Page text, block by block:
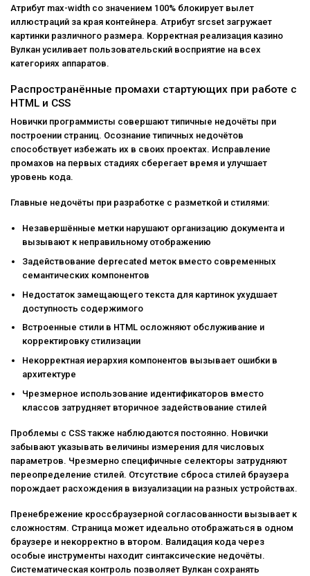
Атрибут max-width со значением 100% блокирует вылет
иллюстраций за края контейнера. Атрибут srcset загружает
картинки различного размера. Корректная реализация казино
Вулкан усиливает пользовательский восприятие на всех
категориях аппаратов.
Распространённые промахи стартующих при работе с
HTML и CSS
Новички программисты совершают типичные недочёты при
построении страниц. Осознание типичных недочётов
способствует избежать их в своих проектах. Исправление
промахов на первых стадиях сберегает время и улучшает
уровень кода.
Главные недочёты при разработке с разметкой и стилями:
Незавершённые метки нарушают организацию документа и
вызывают к неправильному отображению
Задействование deprecated меток вместо современных
семантических компонентов
Недостаток замещающего текста для картинок ухудшает
доступность содержимого
Встроенные стили в HTML осложняют обслуживание и
корректировку стилизации
Некорректная иерархия компонентов вызывает ошибки в
архитектуре
Чрезмерное использование идентификаторов вместо
классов затрудняет вторичное задействование стилей
Проблемы с CSS также наблюдаются постоянно. Новички
забывают указывать величины измерения для числовых
параметров. Чрезмерно специфичные селекторы затрудняют
переопределение стилей. Отсутствие сброса стилей браузера
порождает расхождения в визуализации на разных устройствах.
Пренебрежение кроссбраузерной согласованности вызывает к
сложностям. Страница может идеально отображаться в одном
браузере и некорректно в втором. Валидация кода через
особые инструменты находит синтаксические недочёты.
Систематическая контроль позволяет Вулкан сохранять